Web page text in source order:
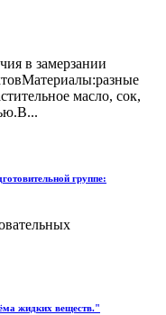
в замерзании
масло, сок,
группе:
жидких веществ."